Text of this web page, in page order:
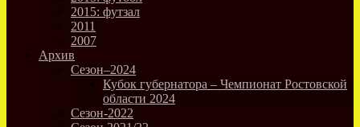
2015: футзал
2011
2007
Архив
Сезон–2024
Кубок губернатора – Чемпионат Ростовской
области 2024
Сезон-2022